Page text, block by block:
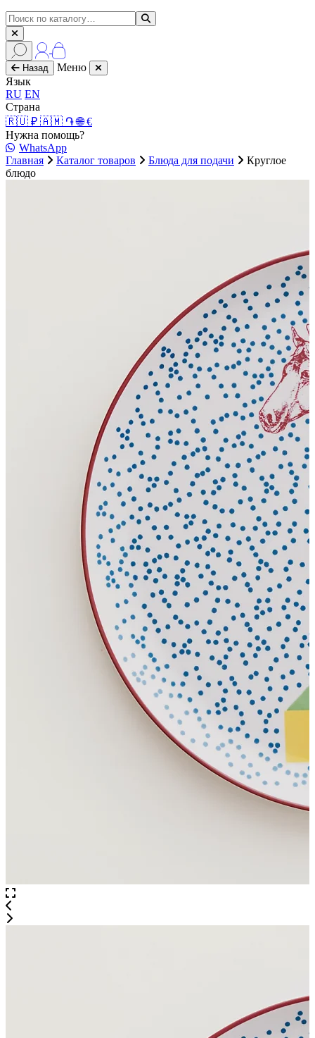
Назад
Меню
Язык
RU EN
Страна
🇷🇺 ₽ 🇦🇲 ֏🌐 €
Нужна помощь?
WhatsApp
Главная
Каталог товаров Блюда для подачи
Круглое
блюдо